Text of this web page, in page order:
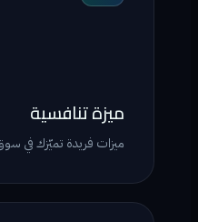
ميزة تنافسية
ميزات فريدة تميّزك في